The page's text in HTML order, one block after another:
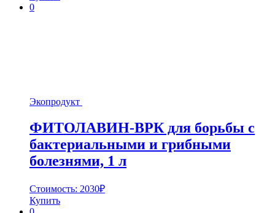
0
Экопродукт
ФИТОЛАВИН-ВРК для борьбы с
бактериальными и грибными
болезнями, 1 л
Стоимость: 2030₽
Купить